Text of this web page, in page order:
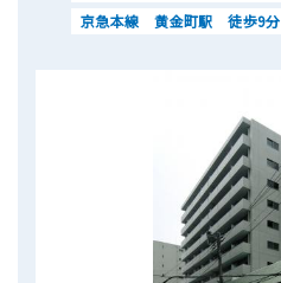
京急本線 黄金町駅 徒歩9分